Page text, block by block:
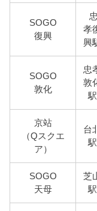
SOGO
復興
忠
孝
興
SOGO
敦化
忠
敦
駅
京站
（Qスクエ
ア）
台
駅
SOGO
天母
芝
駅